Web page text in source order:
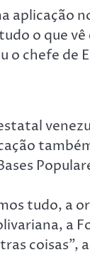
o que
o chefe de
tudo, a
a
coisas”,